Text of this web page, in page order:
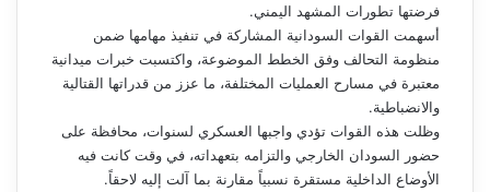
فرضتها تطورات المشهد اليمني.
أسهمت القوات السودانية المشاركة في تنفيذ مهامها ضمن
منظومة التحالف وفق الخطط الموضوعة، واكتسبت خبرات ميدانية
معتبرة في مسارح العمليات المختلفة، ما عزز من قدراتها القتالية
والانضباطية.
وظلت هذه القوات تؤدي واجبها العسكري لسنوات، محافظة على
حضور السودان الخارجي والتزامه بتعهداته، في وقت كانت فيه
الأوضاع الداخلية مستقرة نسبياً مقارنة بما آلت إليه لاحقاً.